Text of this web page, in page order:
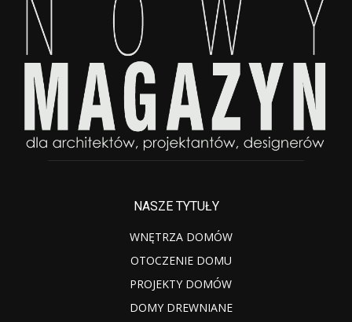
NASZE TYTUŁY
WNĘTRZA DOMÓW
OTOCZENIE DOMU
PROJEKTY DOMÓW
DOMY DREWNIANE